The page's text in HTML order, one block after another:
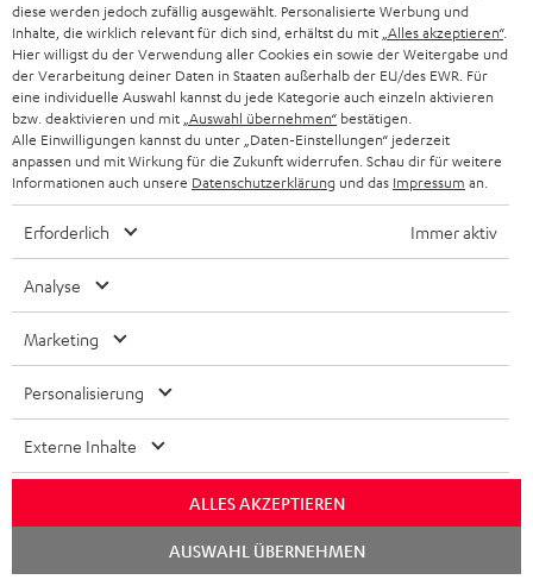
Hinweis: ROCKSTER GO 2 ist nicht kompatibel zu Vorgänger-Modell
ROCKSTER GO
Downloads und Service
D
k
u
m
e
Bedienungsanleitung: ROCKSTER GO 2
Konformitätserklärung: ROCKSTER GO 2
Safety Booklet: ROCKSTER GO 2
diese werden jedoch zufällig ausgewählt. Personalisierte Werbung und
Inhalte, die wirklich relevant für dich sind, erhältst du mit „Alles akzeptieren“.
Hier willigst du der Verwendung aller Cookies ein sowie der Weitergabe und
der Verarbeitung deiner Daten in Staaten außerhalb der EU/des EWR. Für
eine individuelle Auswahl kannst du jede Kategorie auch einzeln aktivieren
bzw. deaktivieren und mit „Auswahl übernehmen“ bestätigen.
Alle Einwilligungen kannst du unter „Daten-Einstellungen“ jederzeit
anpassen und mit Wirkung für die Zukunft widerrufen. Schau dir für weitere
Informationen auch unsere Datenschutzerklärung und das Impressum an.
Erforderlich Immer aktiv
Analyse
Marketing
Personalisierung
Externe Inhalte
ALLES AKZEPTIEREN
AUSWAHL ÜBERNEHMEN